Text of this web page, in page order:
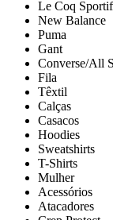
Le Coq Sportif
New Balance
Puma
Gant
Converse/All
Fila
Têxtil
Calças
Casacos
Hoodies
Sweatshirts
T-Shirts
Mulher
Acessórios
Atacadores